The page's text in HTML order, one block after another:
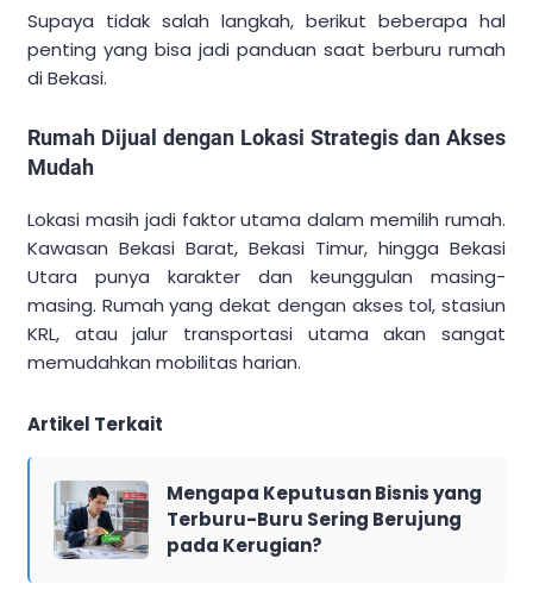
Supaya tidak salah langkah, berikut beberapa hal
penting yang bisa jadi panduan saat berburu rumah
di Bekasi.
Rumah Dijual dengan Lokasi Strategis dan Akses
Mudah
Lokasi masih jadi faktor utama dalam memilih rumah.
Kawasan Bekasi Barat, Bekasi Timur, hingga Bekasi
Utara punya karakter dan keunggulan masing-
masing. Rumah yang dekat dengan akses tol, stasiun
KRL, atau jalur transportasi utama akan sangat
memudahkan mobilitas harian.
Artikel Terkait
Mengapa Keputusan Bisnis yang
Terburu-Buru Sering Berujung
pada Kerugian?